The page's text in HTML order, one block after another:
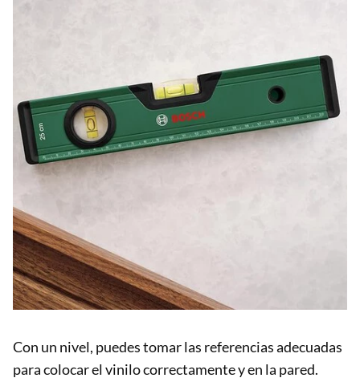
Con un nivel, puedes tomar las referencias adecuadas
para colocar el vinilo correctamente y en la pared.